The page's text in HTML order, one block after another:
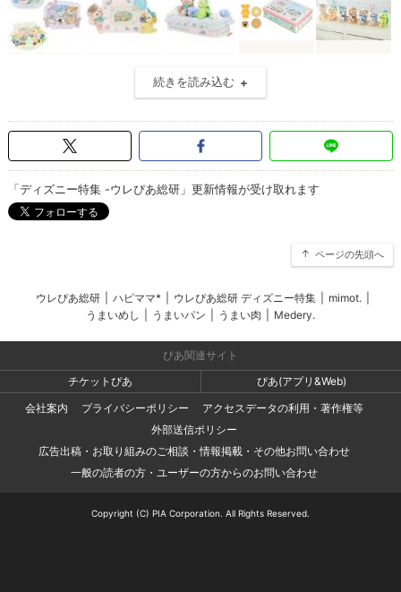
続きを読み込む
「ディズニー特集 -ウレぴあ総研」更新情報が受け取れます
ページの先頭へ
ウレぴあ総研 ハピママ* ウレぴあ総研 ディズニー特集 mimot.
うまいめし
うまいパン うまい肉 Medery.
ぴあ関連サイト
チケットぴあ
ぴあ(アプリ&Web)
会社案内
プライバシーポリシー
アクセスデータの利用・著作権等
外部送信ポリシー
広告出稿・お取り組みのご相談・情報掲載・その他お問い合わせ
一般の読者の方・ユーザーの方からのお問い合わせ
Copyright (C) PIA Corporation. All Rights Reserved.